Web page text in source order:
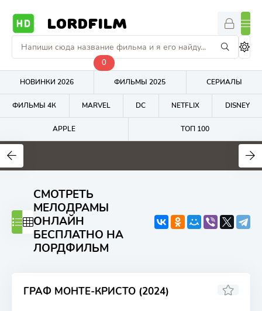
LORDFILM
НОВИНКИ 2026
0
ФИЛЬМЫ 2025 СЕРИАЛЫ
ФИЛЬМЫ 4К MARVEL DC NETFLIX DISNEY
APPLE ТОП 100
5.8
СМОТРЕТЬ
МЕЛОДРАМЫ
ОНЛАЙН
БЕСПЛАТНО НА
ЛОРДФИЛЬМ
ГРАФ МОНТЕ-КРИСТО (2024)
8.12 7.6